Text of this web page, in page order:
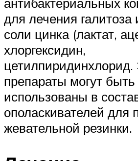
для лечения галитоза
соли цинка (лактат,
хлоргексидин,
цетилпиридинхлорид.
препараты могут быть
использованы в
ополаскивателей для
жевательной резинки.